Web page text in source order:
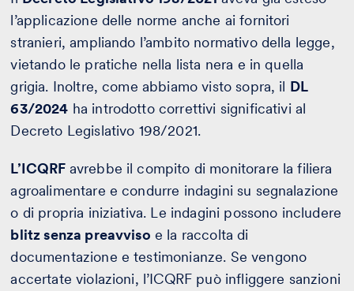
l’applicazione delle norme anche ai fornitori
stranieri, ampliando l’ambito normativo della legge,
vietando le pratiche nella lista nera e in quella
grigia. Inoltre, come abbiamo visto sopra, il DL
63/2024 ha introdotto correttivi significativi al
Decreto Legislativo 198/2021.
L’ICQRF avrebbe il compito di monitorare la filiera
agroalimentare e condurre indagini su segnalazione
o di propria iniziativa. Le indagini possono includere
blitz senza preavviso e la raccolta di
documentazione e testimonianze. Se vengono
accertate violazioni, l’ICQRF può infliggere sanzioni